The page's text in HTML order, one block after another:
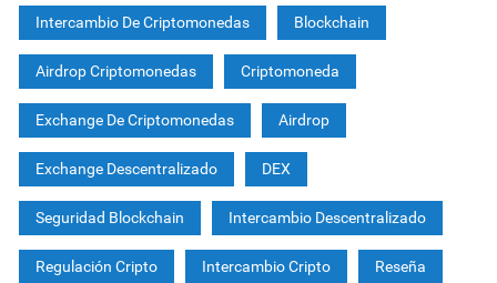
Intercambio De Criptomonedas Blockchain
Airdrop Criptomonedas Criptomoneda
Exchange De Criptomonedas Airdrop
Exchange Descentralizado DEX
Seguridad Blockchain Intercambio Descentralizado
Regulación Cripto Intercambio Cripto Reseña